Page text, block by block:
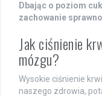
Dbając o poziom
zachowanie
Jak ciśnienie
mózgu?
Wysokie ciśnienie
naszego zdrowia,